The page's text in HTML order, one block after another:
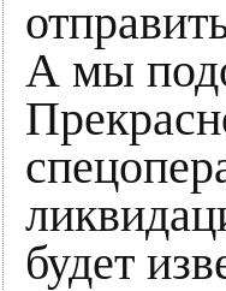
А мы
будет